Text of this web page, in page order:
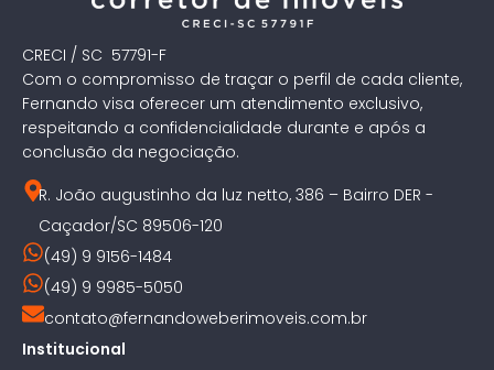
CRECI / SC 57791-F
Com o compromisso de traçar o perfil de cada cliente,
Fernando visa oferecer um atendimento exclusivo,
respeitando a confidencialidade durante e após a
conclusão da negociação.
R. João augustinho da luz netto, 386 – Bairro DER -
Caçador/SC 89506-120
(49) 9 9156-1484
(49) 9 9985-5050
contato@fernandoweberimoveis.com.br
Institucional